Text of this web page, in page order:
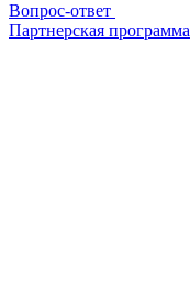
Вопрос-ответ
Партнерская программа